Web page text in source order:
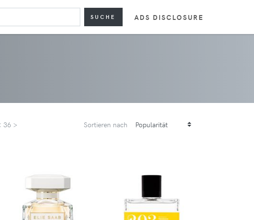
SUCHE ADS DISCLOSURE
36 > Sortieren nach